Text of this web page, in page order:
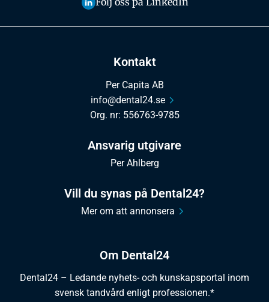
Om Dental24
Dental24 – Ledande nyhets- och kunskapsportal inom
svensk tandvård enligt professionen.*
Kontakt
Per Capita AB
info@dental24.se
Org. nr: 556763-9785
Ansvarig utgivare
Per Ahlberg
Vill du synas på Dental24?
Mer om att annonsera